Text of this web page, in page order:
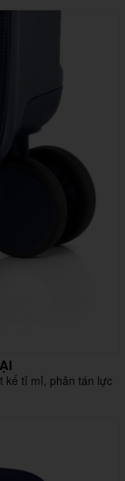
kế tỉ mỉ, phân tán lực